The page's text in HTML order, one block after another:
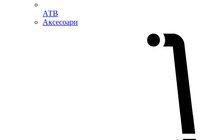
АТВ
Аксесоари